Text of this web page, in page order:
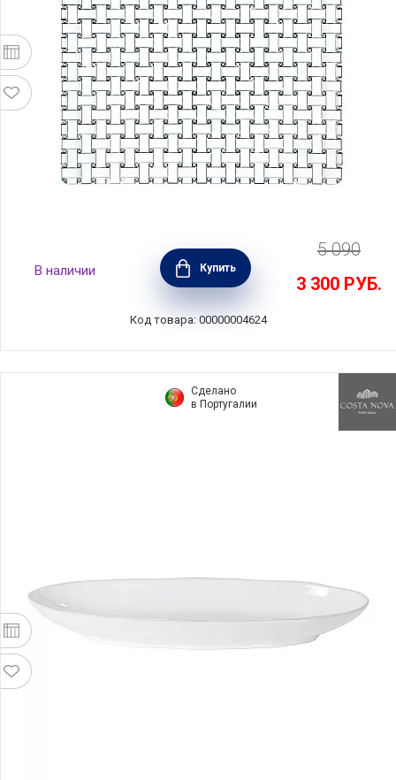
Квадратная тарелка-блюдо Bossa Nova
28х28 см, хрусталь, Nachtmann, 81398
В наличии Купить
5 090
3 300 РУБ.
Код товара: 00000004624
Сделано
в Португалии